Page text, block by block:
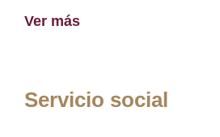
Ver más
Servicio social